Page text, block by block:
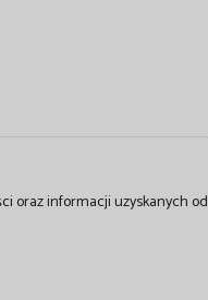
oraz informacji uzyskanych od